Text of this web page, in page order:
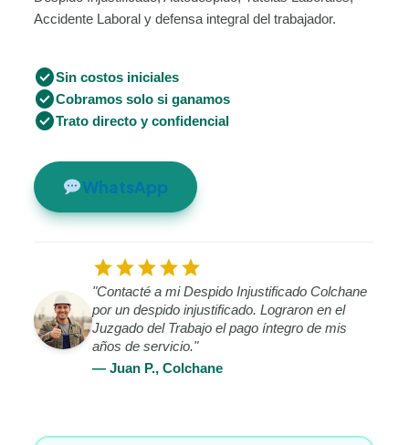
Accidente Laboral y defensa integral del trabajador.
check_circleSin costos iniciales
check_circleCobramos solo si ganamos
check_circleTrato directo y confidencial
WhatsApp
starstarstarstarstar
"Contacté a mi Despido Injustificado Colchane
por un despido injustificado. Lograron en el
Juzgado del Trabajo el pago íntegro de mis
años de servicio."
— Juan P., Colchane